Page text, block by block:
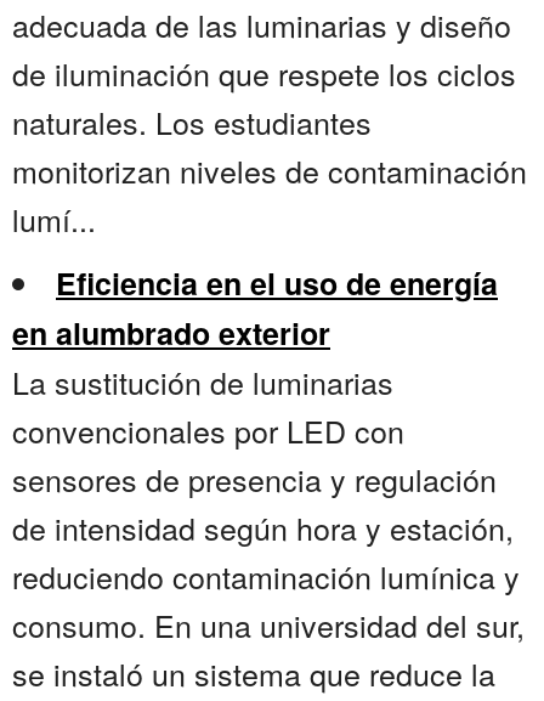
adecuada de las luminarias y diseño
de iluminación que respete los ciclos
naturales. Los estudiantes
monitorizan niveles de contaminación
lumí...
Eficiencia en el uso de energía
en alumbrado exterior
La sustitución de luminarias
convencionales por LED con
sensores de presencia y regulación
de intensidad según hora y estación,
reduciendo contaminación lumínica y
consumo. En una universidad del sur,
se instaló un sistema que reduce la